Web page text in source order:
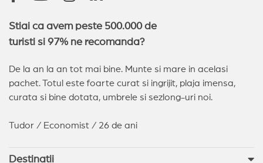
Stiai ca avem peste 500.000 de
turisti si 97% ne recomanda?
De la an la an tot mai bine. Munte si mare in acelasi
pachet. Totul este foarte curat si ingrijit, plaja imensa,
curata si bine dotata, umbrele si sezlong-uri noi.
Tudor / Economist / 26 de ani
Destinatii